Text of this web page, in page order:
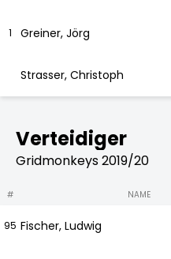
1 Greiner, Jörg
Strasser, Christoph
Verteidiger
Gridmonkeys 2019/20
# NAME
95 Fischer, Ludwig